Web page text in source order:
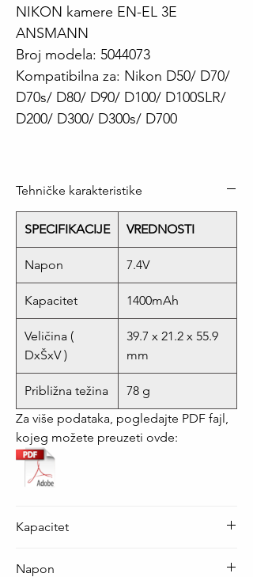
NIKON kamere EN-EL 3E
ANSMANN
Broj modela: 5044073
Kompatibilna za: Nikon D50/ D70/
D70s/ D80/ D90/ D100/ D100SLR/
D200/ D300/ D300s/ D700
Tehničke karakteristike
SPECIFIKACIJE VREDNOSTI
Napon 7.4V
Kapacitet 1400mAh
Veličina (
DxŠxV )
39.7 x 21.2 x 55.9
mm
Približna težina
78 g
Za više podataka, pogledajte PDF fajl,
kojeg možete preuzeti ovde:
Kapacitet
Napon